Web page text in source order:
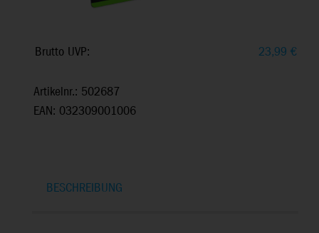
Brutto UVP: 23,99 €
Artikelnr.: 502687
EAN: 032309001006
BESCHREIBUNG